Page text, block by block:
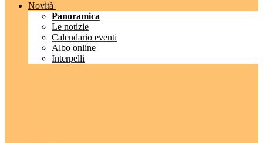
Novità
Panoramica
Le notizie
Calendario eventi
Albo online
Interpelli